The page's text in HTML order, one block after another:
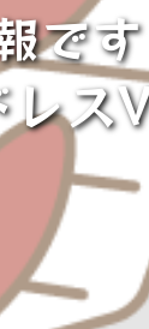
で
レ